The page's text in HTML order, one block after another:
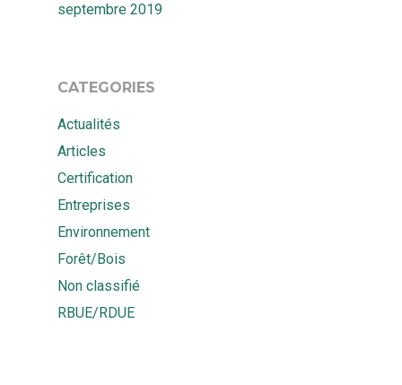
septembre 2019
CATEGORIES
Actualités
Articles
Certification
Entreprises
Environnement
Forêt/Bois
Non classifié
RBUE/RDUE